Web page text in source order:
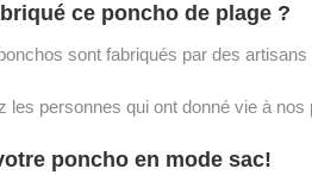
ce poncho de plage ?
sont fabriqués par des
les personnes qui ont donné vie à nos
poncho en mode sac!